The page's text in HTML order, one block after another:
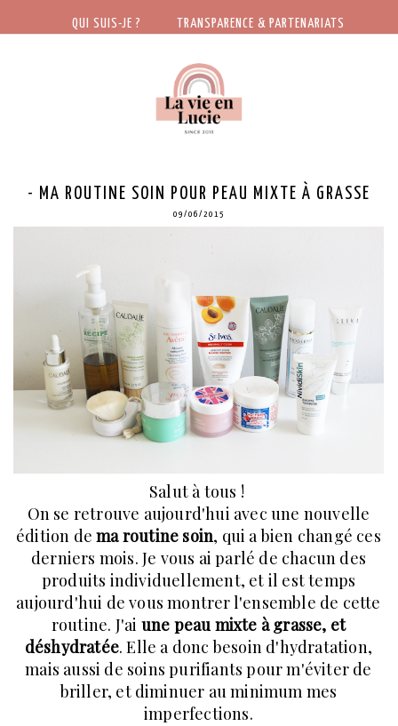
- MA ROUTINE SOIN POUR PEAU MIXTE À GRASSE
09/06/2015
Salut à tous !
On se retrouve aujourd'hui avec une nouvelle
édition dema routine soin, qui a bien changé ces
derniers mois. Je vous ai parlé de chacun des
produits individuellement, et il est temps
aujourd'hui de vous montrer l'ensemble de cette
routine. J'ai une peau mixte à grasse, et
déshydratée. Elle a donc besoin d'hydratation,
mais aussi de soins purifiants pour m'éviter de
briller, et diminuer au minimum mes
imperfections.
QUI SUIS-JE ? TRANSPARENCE & PARTENARIATS